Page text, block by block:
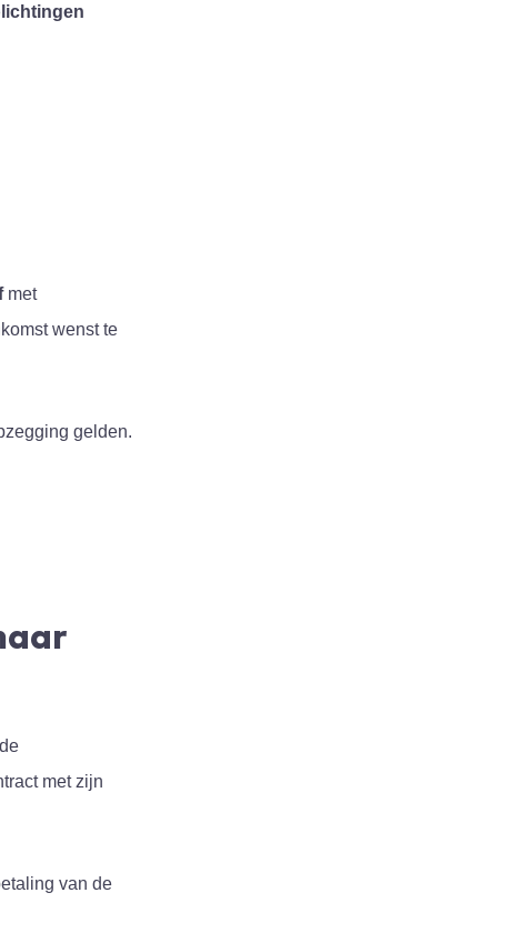
met
wenst te
gelden.
met zijn
van de